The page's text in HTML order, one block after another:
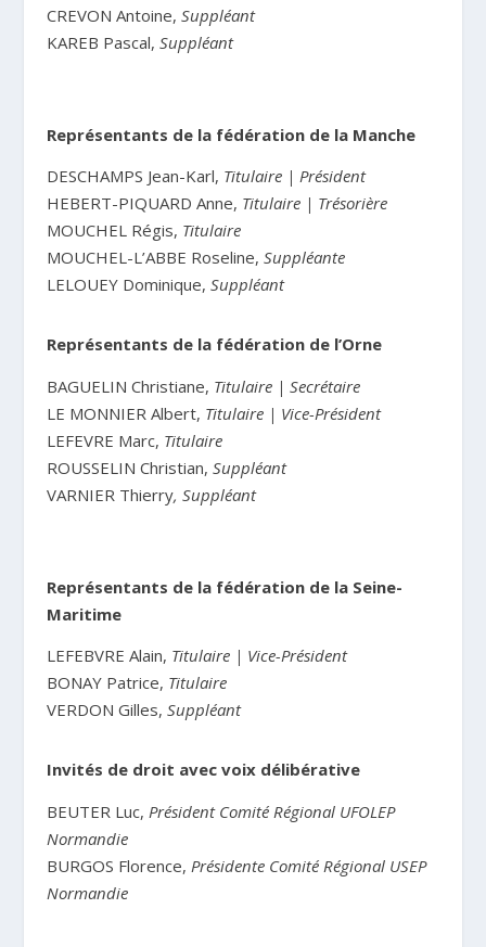
CREVON Antoine, Suppléant
KAREB Pascal, Suppléant
Représentants de la fédération de la Manche
DESCHAMPS Jean-Karl, Titulaire | Président
HEBERT-PIQUARD Anne, Titulaire | Trésorière
MOUCHEL Régis, Titulaire
MOUCHEL-L’ABBE Roseline, Suppléante
LELOUEY Dominique, Suppléant
Représentants de la fédération de l’Orne
BAGUELIN Christiane, Titulaire | Secrétaire
LE MONNIER Albert, Titulaire | Vice-Président
LEFEVRE Marc, Titulaire
ROUSSELIN Christian, Suppléant
VARNIER Thierry, Suppléant
Représentants de la fédération de la Seine-
Maritime
LEFEBVRE Alain, Titulaire | Vice-Président
BONAY Patrice, Titulaire
VERDON Gilles, Suppléant
Invités de droit avec voix délibérative
BEUTER Luc, Président Comité Régional UFOLEP
Normandie
BURGOS Florence, Présidente Comité Régional USEP
Normandie